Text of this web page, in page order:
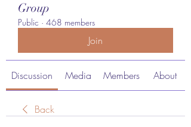
Group
Public · 468 members
Join
Discussion Media Members About
Back